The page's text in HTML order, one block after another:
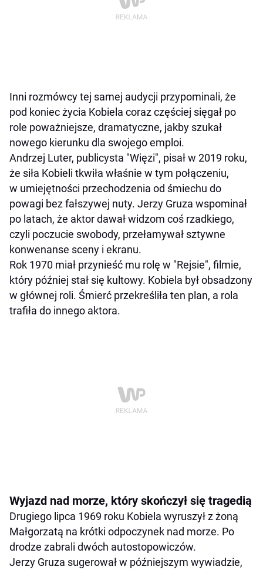
Inni rozmówcy tej samej audycji przypominali, że
pod koniec życia Kobiela coraz częściej sięgał po
role poważniejsze, dramatyczne, jakby szukał
nowego kierunku dla swojego emploi.
Andrzej Luter, publicysta "Więzi", pisał w 2019 roku,
że siła Kobieli tkwiła właśnie w tym połączeniu,
w umiejętności przechodzenia od śmiechu do
powagi bez fałszywej nuty. Jerzy Gruza wspominał
po latach, że aktor dawał widzom coś rzadkiego,
czyli poczucie swobody, przełamywał sztywne
konwenanse sceny i ekranu.
Rok 1970 miał przynieść mu rolę w "Rejsie", filmie,
który później stał się kultowy. Kobiela był obsadzony
w głównej roli. Śmierć przekreśliła ten plan, a rola
trafiła do innego aktora.
Wyjazd nad morze, który skończył się tragedią
Drugiego lipca 1969 roku Kobiela wyruszył z żoną
Małgorzatą na krótki odpoczynek nad morze. Po
drodze zabrali dwóch autostopowiczów.
Jerzy Gruza sugerował w późniejszym wywiadzie,